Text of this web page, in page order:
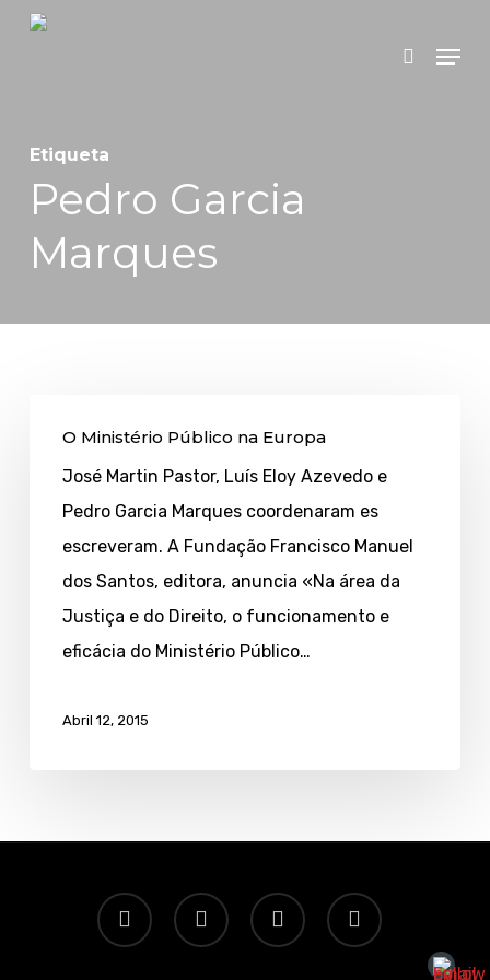
Skip
search
Menu
Etiqueta
Pedro Garcia
Marques
Ministério
Público
Europa
O Ministério Público na Europa
José Martin Pastor, Luís Eloy Azevedo e
Pedro Garcia Marques coordenaram es
escreveram. A Fundação Francisco Manuel
dos Santos, editora, anuncia «Na área da
Justiça e do Direito, o funcionamento e
eficácia do Ministério Público…
Abril 12, 2015
twitter facebook linkedin email